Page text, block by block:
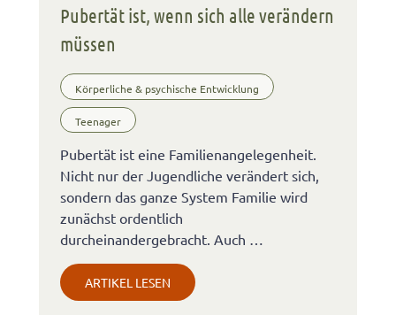
Pubertät ist, wenn sich alle verändern
müssen
Körperliche & psychische Entwicklung
Teenager
Pubertät ist eine Familienangelegenheit.
Nicht nur der Jugendliche verändert sich,
sondern das ganze System Familie wird
zunächst ordentlich
durcheinandergebracht. Auch …
ARTIKEL LESEN